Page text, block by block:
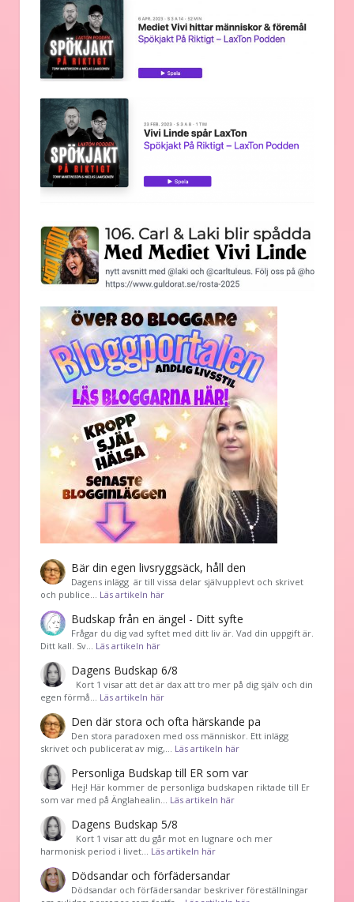
Bär din egen livsryggsäck, håll den
Dagens inlägg är till vissa delar självupplevt och skrivet
och publice… Läs artikeln här
Budskap från en ängel - Ditt syfte
Frågar du dig vad syftet med ditt liv är. Vad din uppgift är.
Ditt kall. Sv… Läs artikeln här
Dagens Budskap 6/8
Kort 1 visar att det är dax att tro mer på dig själv och din
egen förmå… Läs artikeln här
Den där stora och ofta härskande pa
Den stora paradoxen med oss människor. Ett inlägg
skrivet och publicerat av mig,… Läs artikeln här
Personliga Budskap till ER som var
Hej! Här kommer de personliga budskapen riktade till Er
som var med på Änglahealin… Läs artikeln här
Dagens Budskap 5/8
Kort 1 visar att du går mot en lugnare och mer
harmonisk period i livet… Läs artikeln här
Dödsandar och förfädersandar
Dödsandar och förfädersandar beskriver föreställningar